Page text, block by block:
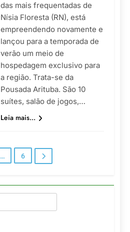
das mais frequentadas de
Nísia Floresta (RN), está
empreendendo novamente e
lançou para a temporada de
verão um meio de
hospedagem exclusivo para
a região. Trata-se da
Pousada Arituba. São 10
suítes, salão de jogos,…
Leia mais...
… 6